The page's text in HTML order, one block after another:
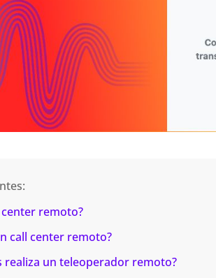
center remoto?
call center remoto?
realiza un teleoperador remoto?